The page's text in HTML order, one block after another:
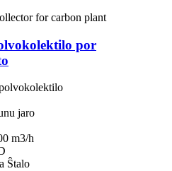
por
jaro
m3/h
Ŝtalo